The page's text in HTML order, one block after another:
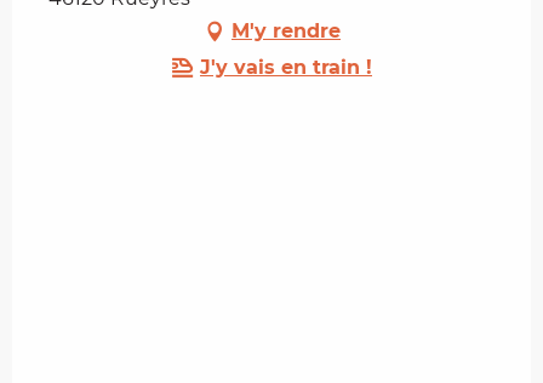
M'y rendre
J'y vais en train !